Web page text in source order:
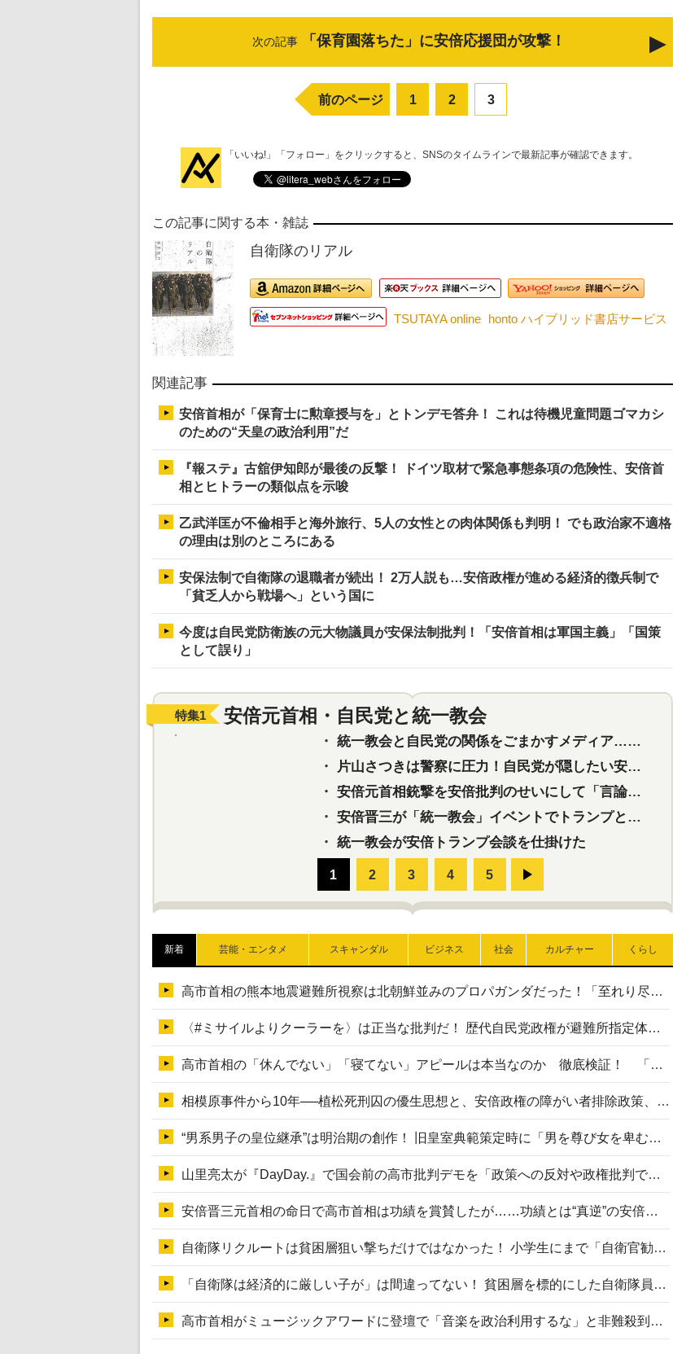
次の記事 「保育園落ちた」に安倍応援団が攻撃！
前のページ 1 2 3
「いいね!」「フォロー」をクリックすると、SNSのタイムラインで最新記事が確認できます。
この記事に関する本・雑誌
自衛隊のリアル
TSUTAYA online honto ハイブリッド書店サービス
関連記事
安倍首相が「保育士に勲章授与を」とトンデモ答弁！ これは待機児童問題ゴマカシ
のための“天皇の政治利用”だ
『報ステ』古舘伊知郎が最後の反撃！ ドイツ取材で緊急事態条項の危険性、安倍首
相とヒトラーの類似点を示唆
乙武洋匡が不倫相手と海外旅行、5人の女性との肉体関係も判明！ でも政治家不適格
の理由は別のところにある
安保法制で自衛隊の退職者が続出！ 2万人説も…安倍政権が進める経済的徴兵制で
「貧乏人から戦場へ」という国に
今度は自民党防衛族の元大物議員が安保法制批判！「安倍首相は軍国主義」「国策
として誤り」
特集1 安倍元首相・自民党と統一教会
・ 統一教会と自民党の関係をごまかすメディア…民放は有田芳生に発言自粛を要求
・
片山さつきは警察に圧力！自民党が隠したい安倍元首相と統一教会の深い関係
・ 安倍元首相銃撃を安倍批判のせいにして「言論封殺」に利用する自民党応援団
・ 安倍晋三が「統一教会」イベントでトランプと演説！同性婚や夫婦別姓を攻撃
・ 統一教会が安倍トランプ会談を仕掛けた
新着 芸能・エンタメ スキャンダル ビジネス 社会 カルチャー くらし
高市首相の熊本地震避難所視察は北朝鮮並みのプロパガンダだった！「至れり尽くせり」の選ばれた避難所の一方で実態は…
〈#ミサイルよりクーラーを〉は正当な批判だ！ 歴代自民党政権が避難所指定体育館へのエアコン設置を遅らせてきた客観的事実
高市首相の「休んでない」「寝てない」アピールは本当なのか 徹底検証！ 「資料読み込み」「アイロンがけ」も矛盾だらけ…
相模原事件から10年──植松死刑囚の優生思想と、安倍政権の障がい者排除政策、右派勢力の差別主義との関係を改めて問う
“男系男子の皇位継承”は明治期の創作！ 旧皇室典範策定時に「男を尊び女を卑むの慣習、人民の脳髄」とトンデモ論で女性天皇を否定
山里亮太が『DayDay.』で国会前の高市批判デモを「政策への反対や政権批判でない」と捻じ曲げ解説 デモ参加者から批判殺到
安倍晋三元首相の命日で高市首相は功績を賞賛したが……功績とは“真逆”の安倍元首相のトンデモ発言を振り返る
自衛隊リクルートは貧困層狙い撃ちだけではなかった！ 小学生にまで「自衛官勧誘」目的のパンフレット作成
「自衛隊は経済的に厳しい子が」は間違ってない！ 貧困層を標的にした自衛隊員募集、やす子、山上被告も…日本でも進む“経済的徴兵制”
高市首相がミュージックアワードに登壇で「音楽を政治利用するな」と非難殺到！ MAJの国策的本質を批判する声も